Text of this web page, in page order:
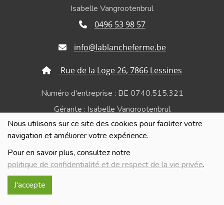
Nous utilisons sur ce site des cookies pour faciliter votre
navigation et améliorer votre expérience.
Pour en savoir plus, consultez notre
politique de confidentialité et de respect de la vie privée.
J'accepte
Isabelle Vangrootenbrul
0496 53 98 57
info@lablancheferme.be
Rue de la Loge 26, 7866 Lessines
Numéro d'entreprise : BE 0740.515.321
Gérante : Isabelle Vangrootenbrul
Politique de confidentialité et de respect de la vie
privée